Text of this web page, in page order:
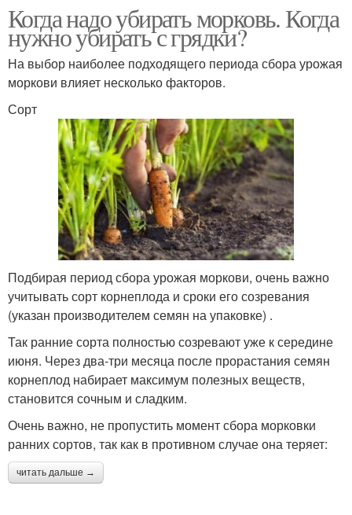
Когда надо убирать морковь. Когда
нужно убирать с грядки?
На выбор наиболее подходящего периода сбора урожая
моркови влияет несколько факторов.
Сорт
Подбирая период сбора урожая моркови, очень важно
учитывать сорт корнеплода и сроки его созревания
(указан производителем семян на упаковке) .
Так ранние сорта полностью созревают уже к середине
июня. Через два-три месяца после прорастания семян
корнеплод набирает максимум полезных веществ,
становится сочным и сладким.
Очень важно, не пропустить момент сбора морковки
ранних сортов, так как в противном случае она теряет:
читать дальше →